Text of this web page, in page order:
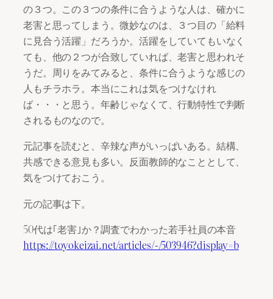
の３つ。この３つの条件に合うような人は、確かに
老害と思ってしまう。微妙なのは、３つ目の「給料
に見合う活躍」だろうか。活躍をしていてもいなく
ても、他の２つが合致していれば、老害と思われそ
うだ。周りをみてみると、条件に合うような感じの
人もチラホラ。本当にこれは気をつけなけれ
ば・・・と思う。年齢じゃなくて、行動特性で判断
されるものなので。
元記事を読むと、辛辣な声がいっぱいある。結構、
共感できる意見も多い。反面教師的なこととして、
気をつけておこう。
元の記事は下。
50代は｢老害｣か？調査でわかった若手社員の本音
https://toyokeizai.net/articles/-/503946?display=b